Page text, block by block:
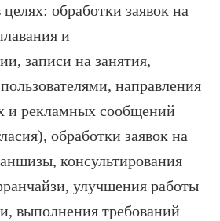
обработки заявок на
и
записи на занятия,
направления
и рекламных сообщений
обработки заявок на
консультирования
улучшения работы
выполнения требований